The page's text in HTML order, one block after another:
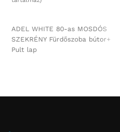
ADEL WHITE 80-as MOSDÓS
SZEKRÉNY Fürdőszoba bútor+
Pult lap